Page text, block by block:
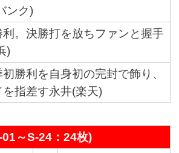
ンク)
。決勝打を放ちファンと握手
)
勝利を自身初の完封で飾り、
を指差す永井(楽天)
～S-24：24枚)